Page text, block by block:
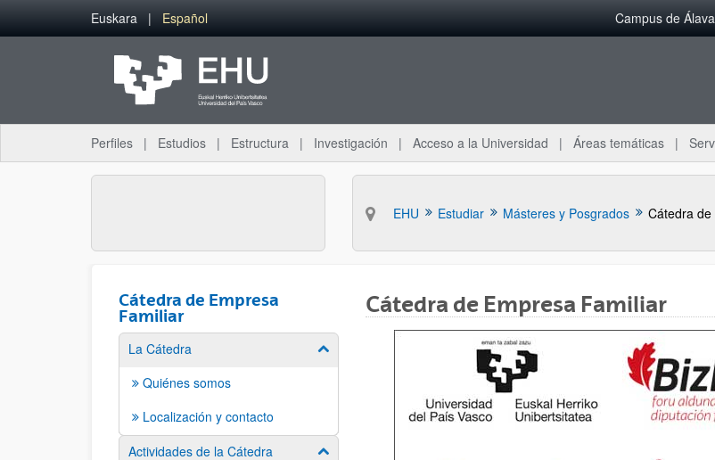
Saltar al contenido principal
Euskara Español Campus de Álava
Perfiles Estudios Estructura Investigación Acceso a la Universidad Áreas temáticas
EHU Estudiar Másteres y Posgrados Cátedra
Cátedra de Empresa
Familiar
La Cátedra Mostrar/ocultar subpáginas
Quiénes somos
Localización y contacto
Actividades de la Cátedra
Mostrar/ocultar subpáginas
Cátedra de Empresa Familiar